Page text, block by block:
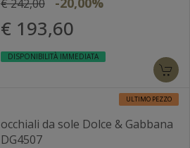
€ 242,00
€ 193,60
DISPONIBILITÀ IMMEDIATA
ULTIMO PEZZO
occhiali da sole Dolce & Gabbana
DG4507